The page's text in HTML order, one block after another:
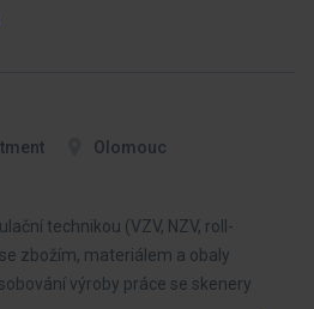
Olomouc
technikou (VZV, NZV, roll-
zbožím, materiálem a obaly
výroby práce se skenery